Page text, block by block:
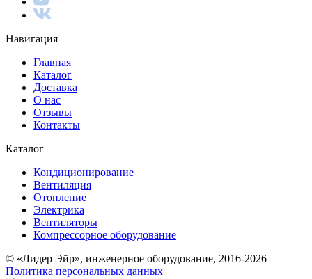
Навигация
Главная
Каталог
Доставка
О нас
Отзывы
Контакты
Каталог
Кондиционирование
Вентиляция
Отопление
Электрика
Вентиляторы
Компрессорное оборудование
© «Лидер Эйр», инженерное оборудование, 2016-2026
Политика персональных данных